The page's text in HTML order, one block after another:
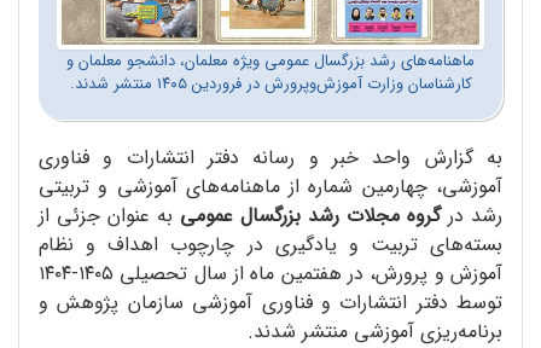
ماهنامه‌های رشد بزرگسال عمومی ویژه معلمان، دانشجو معلمان و
کارشناسان وزارت آموزش‌و‌پرورش در فروردین ۱۴۰۵ منتشر شدند.
به گزارش واحد خبر و رسانه دفتر انتشارات و فناوری
آموزشی، چهارمین شماره از ماهنامه‌های آموزشی و تربیتی
رشد درگروه مجلات رشد بزرگسال عمومی به عنوان جزئی از
بسته‌‌های تربیت و یادگیری در چارچوب اهداف و نظام
آموزش و پرورش، در هفتمین ماه از سال تحصیلی ۱۴۰۵-۱۴۰۴
توسط دفتر انتشارات و فناوری آموزشی سازمان پژوهش و
برنامه‌ریزی آموزشی منتشر شدند.